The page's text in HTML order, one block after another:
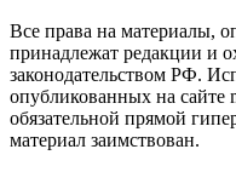
Все права на материалы,
принадлежат редакции и
законодательством РФ.
опубликованных на сайте
обязательной прямой
материал заимствован.